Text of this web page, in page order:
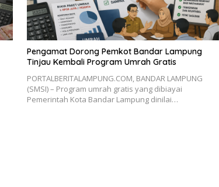
Pengamat Dorong Pemkot Bandar Lampung
Tinjau Kembali Program Umrah Gratis
PORTALBERITALAMPUNG.COM, BANDAR LAMPUNG
(SMSI) – Program umrah gratis yang dibiayai
Pemerintah Kota Bandar Lampung dinilai…